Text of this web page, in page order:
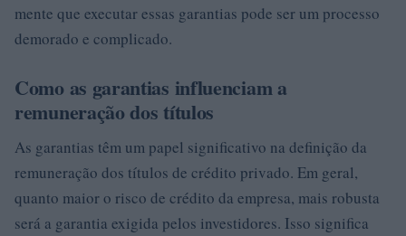
mente que executar essas garantias pode ser um processo
demorado e complicado.
Como as garantias influenciam a
remuneração dos títulos
As garantias têm um papel significativo na definição da
remuneração dos títulos de crédito privado. Em geral,
quanto maior o risco de crédito da empresa, mais robusta
será a garantia exigida pelos investidores. Isso significa